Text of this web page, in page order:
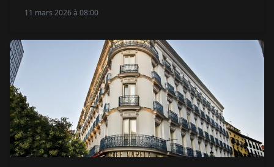
11 mars 2026 à 08:00